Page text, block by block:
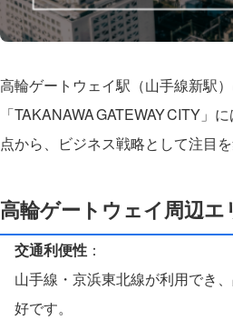
高輪ゲートウェイ駅（山手線新駅
「TAKANAWA GATEWAY CITY
点から、ビジネス戦略として注目
高輪ゲートウェイ周辺エ
交通利便性 ：
山手線・京浜東北線が利用でき
好です。